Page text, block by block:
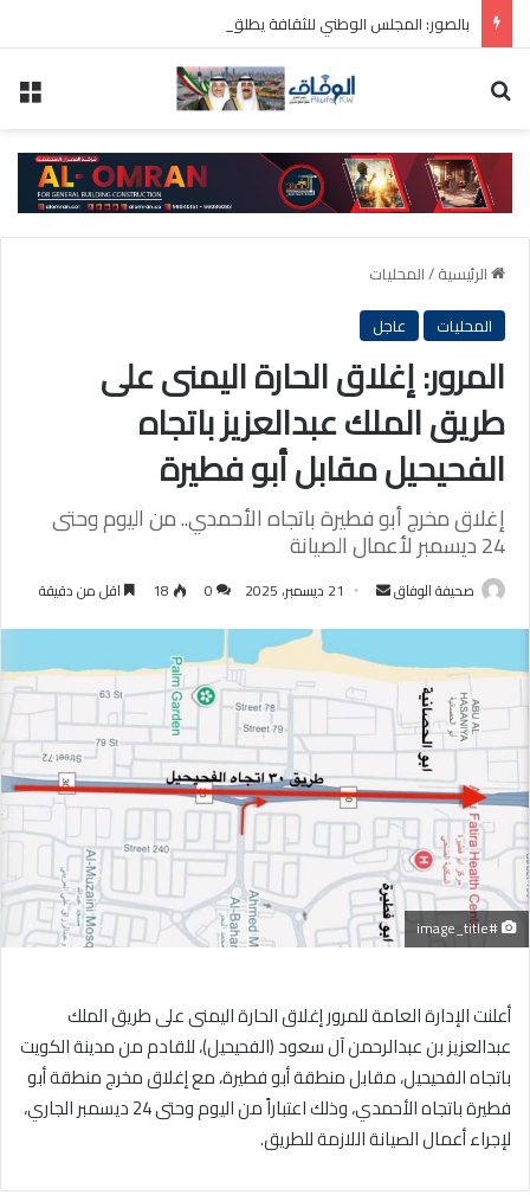
الرئيسية/المحليات
المحليات
عاجل
المرور: إغلاق الحارة اليمنى على
طريق الملك عبدالعزيز باتجاه
الفحيحيل مقابل أبو فطيرة
إغلاق مخرج أبو فطيرة باتجاه الأحمدي.. من اليوم وحتى
24 ديسمبر لأعمال الصيانة
صحيفة الوفاق
أرسل
إلكترونيا
21 ديسمبر، 2025 0
18 اقل من دقيقة
#image_title
أعلنت الإدارة العامة للمرور إغلاق الحارة اليمنى على طريق الملك
عبدالعزيز بن عبدالرحمن آل سعود (الفحيحيل)، للقادم من مدينة الكويت
باتجاه الفحيحيل، مقابل منطقة أبو فطيرة، مع إغلاق مخرج منطقة أبو
فطيرة باتجاه الأحمدي، وذلك اعتباراً من اليوم وحتى 24 ديسمبر الجاري،
لإجراء أعمال الصيانة اللازمة للطريق.